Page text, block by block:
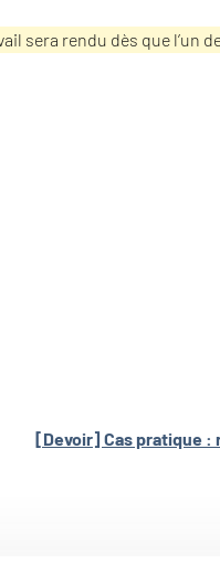
sera rendu dès que
[Devoir] Cas pratique :